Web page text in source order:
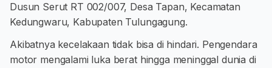
Dusun Serut RT 002/007, Desa Tapan, Kecamatan
Kedungwaru, Kabupaten Tulungagung.
Akibatnya kecelakaan tidak bisa di hindari. Pengendara
motor mengalami luka berat hingga meninggal dunia di